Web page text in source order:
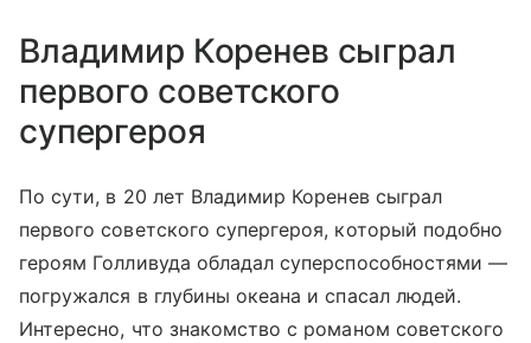
Владимир Коренев сыграл
первого советского
супергероя
По сути, в 20 лет Владимир Коренев сыграл
первого советского супергероя, который подобно
героям Голливуда обладал суперспособностями —
погружался в глубины океана и спасал людей.
Интересно, что знакомство с романом советского